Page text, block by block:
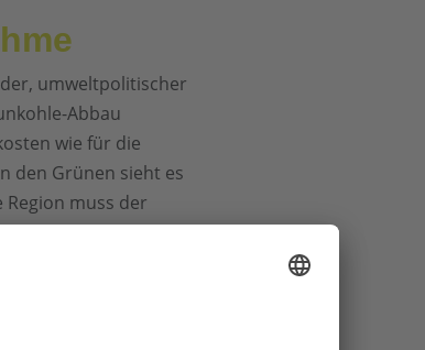
umweltpolitischer
Abbau
wie für die
den Grünen sieht es
Region muss der